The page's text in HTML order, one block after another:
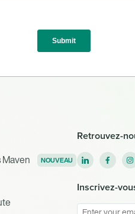
Maven NOUVEAU
Retrouvez-
Inscrivez-